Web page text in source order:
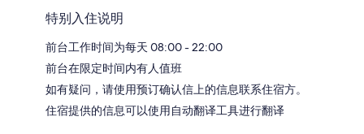
特别入住说明
前台工作时间为每天 08:00 - 22:00
前台在限定时间内有人值班
如有疑问，请使用预订确认信上的信息联系住宿方。
住宿提供的信息可以使用自动翻译工具进行翻译